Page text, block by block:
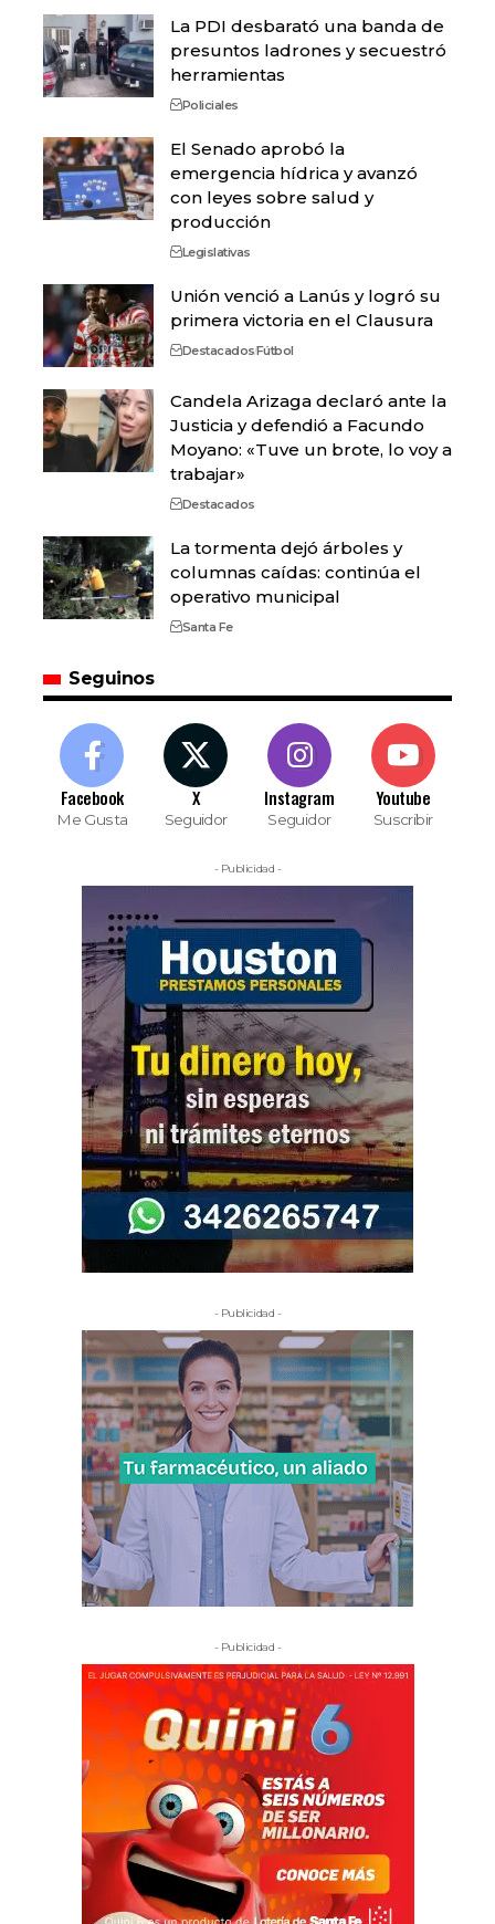
La PDI desbarató una banda de
presuntos ladrones y secuestró
herramientas
Policiales
El Senado aprobó la
emergencia hídrica y avanzó
con leyes sobre salud y
producción
Legislativas
Unión venció a Lanús y logró su
primera victoria en el Clausura
DestacadosFútbol
Candela Arizaga declaró ante la
Justicia y defendió a Facundo
Moyano: «Tuve un brote, lo voy a
trabajar»
Destacados
La tormenta dejó árboles y
columnas caídas: continúa el
operativo municipal
Santa Fe
Seguinos
Facebook
Me Gusta
X
Seguidor
Instagram
Seguidor
Youtube
Suscribir
- Publicidad -
- Publicidad -
- Publicidad -